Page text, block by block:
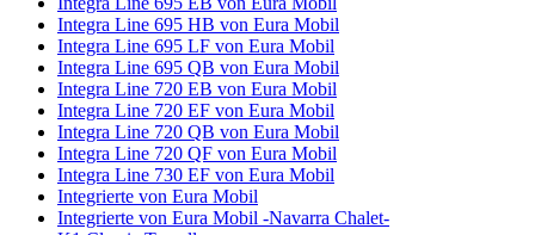
Integra Line 695 HB von Eura Mobil
Integra Line 695 LF von Eura Mobil
Integra Line 695 QB von Eura Mobil
Integra Line 720 EB von Eura Mobil
Integra Line 720 EF von Eura Mobil
Integra Line 720 QB von Eura Mobil
Integra Line 720 QF von Eura Mobil
Integra Line 730 EF von Eura Mobil
Integrierte von Eura Mobil
Integrierte von Eura Mobil -Navarra Chalet-